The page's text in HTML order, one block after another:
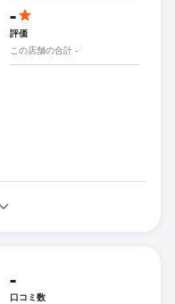
-
評価
この店舗の合計 -
-
口コミ数